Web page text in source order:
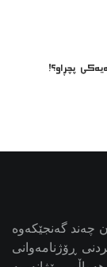
پچڕاو؟!
چەند گەنجێكه‌وه‌
ڕۆژنامەوانی